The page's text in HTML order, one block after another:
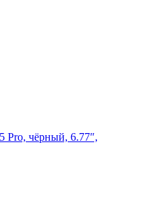
Pro, чёрный, 6.77″,